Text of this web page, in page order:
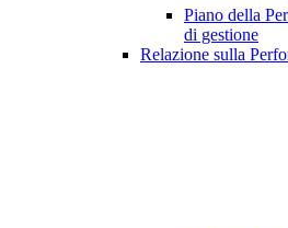
Piano della
di gestione
Relazione sulla